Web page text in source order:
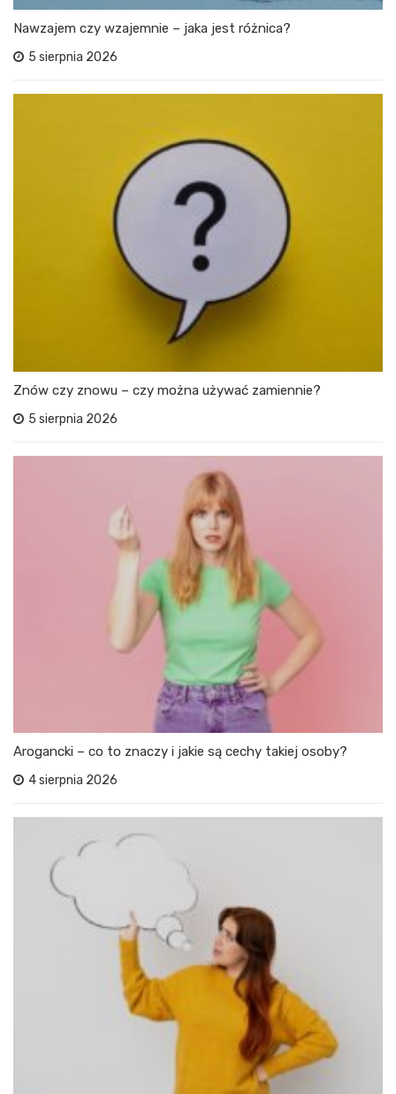
Nawzajem czy wzajemnie – jaka jest różnica?
5 sierpnia 2026
Znów czy znowu – czy można używać zamiennie?
5 sierpnia 2026
Arogancki – co to znaczy i jakie są cechy takiej osoby?
4 sierpnia 2026